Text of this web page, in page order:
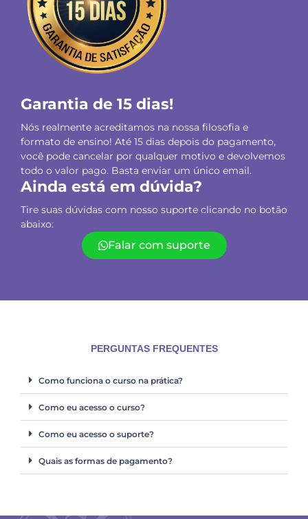
Garantia de 15 dias!
Nós realmente acreditamos na nossa filosofia e
formato de ensino! Até 15 dias depois do pagamento,
você pode cancelar por qualquer motivo e devolvemos
todo o valor pago. Basta enviar um único email.
Ainda está em dúvida?
Tire suas dúvidas com nosso suporte clicando no botão
abaixo:
Falar com suporte
PERGUNTAS FREQUENTES
Como funciona o curso na prática?
Como eu acesso o curso?
Como eu acesso o suporte?
Quais as formas de pagamento?